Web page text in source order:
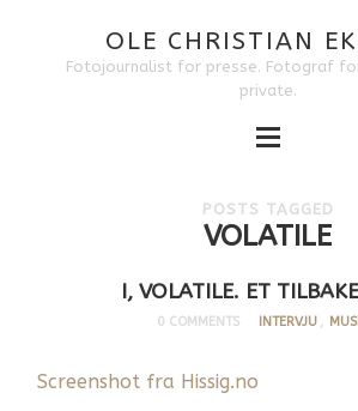
OLE CHRISTIAN
Fotojournalist for presse. Fotograf
private.
POSTS TAGGED
VOLATILE
I, VOLATILE. ET
0 COMMENTS INTERVJU ,
Screenshot fra Hissig.no